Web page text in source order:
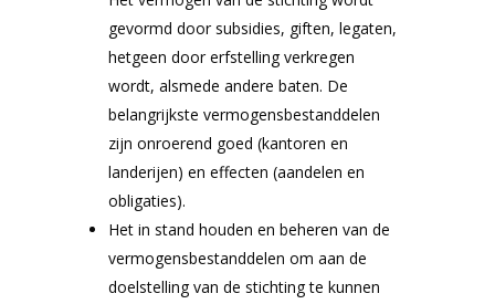
gevormd door subsidies, giften, legaten,
hetgeen door erfstelling verkregen
wordt, alsmede andere baten. De
belangrijkste vermogensbestanddelen
zijn onroerend goed (kantoren en
landerijen) en effecten (aandelen en
obligaties).
Het in stand houden en beheren van de
vermogensbestanddelen om aan de
doelstelling van de stichting te kunnen